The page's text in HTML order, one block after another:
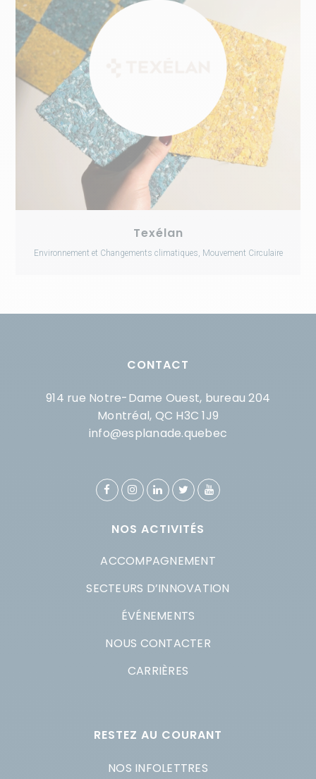
Texélan
Environnement et Changements climatiques, Mouvement Circulaire
CONTACT
914 rue Notre-Dame Ouest, bureau 204
Montréal, QC H3C 1J9
info@esplanade.quebec
NOS ACTIVITÉS
ACCOMPAGNEMENT
SECTEURS D’INNOVATION
ÉVÉNEMENTS
NOUS CONTACTER
CARRIÈRES
RESTEZ AU COURANT
NOS INFOLETTRES